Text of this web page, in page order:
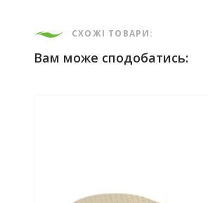
СХОЖІ ТОВАРИ:
Вам може сподобатись: